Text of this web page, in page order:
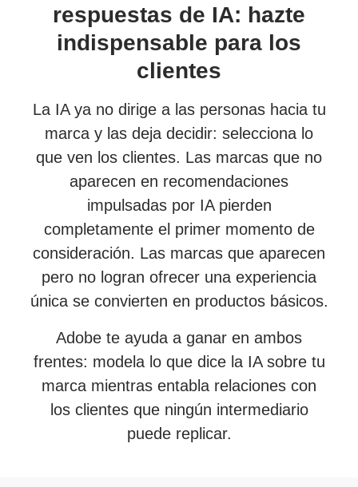
respuestas de IA: hazte
indispensable para los
clientes
La IA ya no dirige a las personas hacia tu
marca y las deja decidir: selecciona lo
que ven los clientes. Las marcas que no
aparecen en recomendaciones
impulsadas por IA pierden
completamente el primer momento de
consideración. Las marcas que aparecen
pero no logran ofrecer una experiencia
única se convierten en productos básicos.
Adobe te ayuda a ganar en ambos
frentes: modela lo que dice la IA sobre tu
marca mientras entabla relaciones con
los clientes que ningún intermediario
puede replicar.